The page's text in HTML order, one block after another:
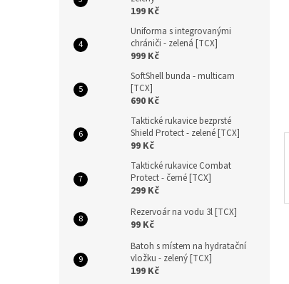
199 Kč
Uniforma s integrovanými
chrániči - zelená [TCX]
999 Kč
SoftShell bunda - multicam
[TCX]
690 Kč
Taktické rukavice bezprsté
Shield Protect - zelené [TCX]
99 Kč
Taktické rukavice Combat
Protect - černé [TCX]
299 Kč
Rezervoár na vodu 3l [TCX]
99 Kč
Batoh s místem na hydratační
vložku - zelený [TCX]
199 Kč